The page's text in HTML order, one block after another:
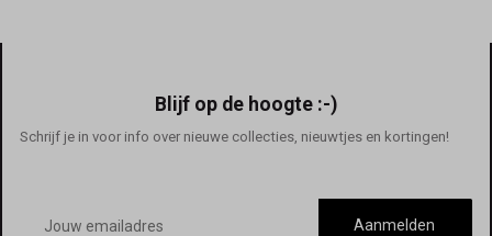
Blijf op de hoogte :-)
Schrijf je in voor info over nieuwe collecties, nieuwtjes en kortingen!
mailadres
Aanmelden